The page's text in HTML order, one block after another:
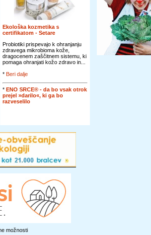
Ekološka kozmetika s
certifikatom - Setare
Probiotiki prispevajo k ohranjanju
zdravega mikrobioma kože,
dragocenem zaščitnem sistemu, ki
pomaga ohranjati kožo zdravo in...
* Beri dalje
* ENO SRCE® - da bo vsak otrok
prejel »darilo«, ki ga bo
razveselilo
možnosti